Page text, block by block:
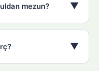
mezun? ▼
▼